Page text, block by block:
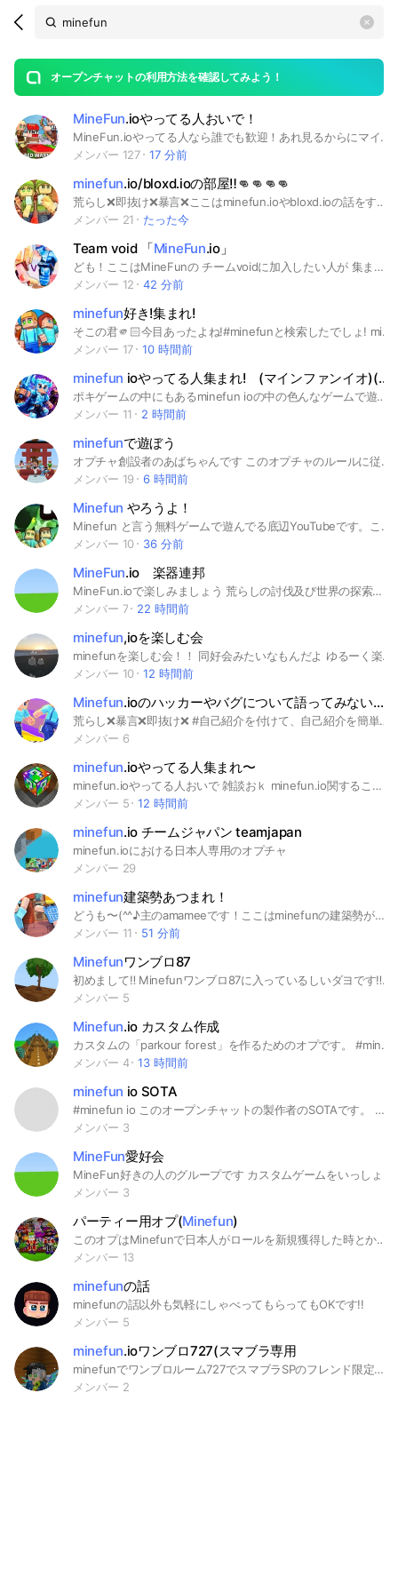
Search
OpenChats
messages
search
area
オープンチャットの利用方法を確認してみよう！
open
MineFun.ioやってる人おいで！
MineFun.ioやってる人なら誰でも歓迎！あれ見るからにマイ◯ラのパロディ作品だけど独自性あってめっちゃおもろいよね〜 #ゲーム#poki#MineFun.io#マインファン
メンバー 127
17 分前
minefun.io/bloxd.ioの部屋‼️👊👊👊👊
荒らし❌即抜け❌暴言❌ここはminefun.ioやbloxd.ioの話をするところです。主(たまご)は再び新しい部屋を作り始めました！ #minefun #minefun.io #bloxd.io #bloxd #マインファン #ブロックスド
メンバー 21
たった今
Team void 「MineFun.io」
ども！ここはMineFunの チームvoidに加入したい人が 集まったり、雑談したりするとこ！ *最低条件* 1.MineFunをプレイしたことがある 2.チーターではないこと 3.暴言、虚言、煽りがないこと 詳しいことは入ってから！ 気軽に参加してね^^ #MineFun #minefun #MineFun.io #Miunfun.io # Minefun #minefun.io #まいんふぁん #マインファン #ゲーム #無料ゲーム #poki
メンバー 12
42 分前
minefun好き!集まれ!
そこの君🫵🏻今目あったよね!#minefunと検索したでしょ! minefunやってれば👌初心者も👌さあ楽しもう！
メンバー 17
10 時間前
minefun ioやってる人集まれ! (マインファンイオ)(無料ゲーム)
ポキゲームの中にもあるminefun ioの中の色んなゲームで遊んだりゲームについて話し合ったりするオープンチャットだよ‼️まじで気軽に入ってね！即抜けもokだよ(⁠・⁠∀⁠・⁠) #ポキ#poki#無料ゲーム#ダウンロード無し#マインファンイオ#minefun io
メンバー 11
2 時間前
minefunで遊ぼう
オプチャ創設者のあばちゃんです このオプチャのルールに従って楽しくやっていきましょう！！minefunを引退する人は退会をしてください 荒らしは強制退会再度参加不可にします活動は少ない静かなとこですがご自由にお話とかしてください出来ればminefunの名前でお入りください
メンバー 19
6 時間前
Minefun やろうよ！
Minefun と言う無料ゲームで遊んでる底辺YouTubeです。ここは、マイファンのこと語り合ったり質問したりする楽しいチャットです
メンバー 10
36 分前
MineFun.io 楽器連邦
MineFun.ioで楽しみましょう 荒らしの討伐及び世界の探索を楽しみましょうRAIDでみんなで協力して戦いましょう普段の雑談OKです。
メンバー 7
22 時間前
minefun,ioを楽しむ会
minefunを楽しむ会！！ 同好会みたいなもんだよ ゆるーく楽しみたい人おいで！ ちなみに活発な人はかなり楽しいです！ 人増えないから入ってくれたら泣きます
メンバー 10
12 時間前
Minefun.ioのハッカーやバグについて語ってみない？雑談でもいいよ！メンバー募集中だよ！
荒らし❌暴言❌即抜け❌ #自己紹介を付けて、自己紹介を簡単に書いてください。 とにかく仲良くすることを考えているマイペースな性格の管理人ZOOTPIAです！ ※即抜けや入る抜けるを繰り返すと、強制退会になります💦 とにかく、楽しもう(？) #Minefun.io #みねふん
メンバー 6
minefun.ioやってる人集まれ〜
minefun.ioやってる人おいで 雑談おｋ minefun.io関することもおｋ タメ語おｋ
メンバー 5
12 時間前
minefun.io チームジャパン teamjapan
minefun.ioにおける日本人専用のオプチャ
メンバー 29
minefun建築勢あつまれ！
どうも〜(^^♪主のamameeです！ここはminefunの建築勢が集まるオープンチャットです〜初心者でも上級者でも大歓迎！建築勢の人、建築勢になりたい人は集まってください!大会も開催予定です。 ※ルールを読んでください ．まず荒らしは禁止です。 ．いじめ差別、は禁止です。 ．ここは建築勢です。pvp勢はおりません ．建築のオープンチャットです。関係ない話はお控えください。 ルールを守る上、過ごしてください
メンバー 11
51 分前
Minefunワンブロ87
初めまして‼️ Minefunワンブロ87に入っているしいダヨです‼️ pokiのMinefunぽいゲームです‼️ pokiじゃなくてもOK❗️ マイクラ関係やってる人は是非来てねん ※ルール※ 1,入ったら挨拶する事‼️ 例,初めまして‼️新しく入った(自分の名前)です‼️宜しくお願いします❗️ などまあこんな感じで自己紹介してくれると嬉しいです‼️ 恥ずかしかったらノートでもいいです‼️ 2,喧嘩したら一旦退会かもです❗️ でもそこのところはちゃんと相談して決めますので任せてください‼️ 3,新しく入った人にも優しくする事‼️皆で仲良くこのオプを使ってください‼️ 4,即抜けは間違った場合だけ⭕️ 間違って入った場合は一言いって退会してくれると嬉しいです❗️ 抜ける時も一言いって抜けてくれると嬉しいです‼️ 皆さんでこのオプを笑顔にしましょう😊❗️
メンバー 5
Minefun.io カスタム作成
カスタムの「parkour forest」を作るためのオプです。 #minefun
メンバー 4
13 時間前
minefun io SOTA
#minefun io このオープンチャットの製作者のSOTAです。 このオープンチャットでは 主に雑談 相談 コマンドなど やっています。 ただしこのオープンチャットはSOTAのフレや限定の人しか受け付けてません。 すみませんm(_ _)m
メンバー 3
MineFun愛好会
メンバー 3
パーティー用オプ(Minefun)
このオプはMinefunで日本人がロールを新規獲得した時とかにパーティーを開くのでそこの通知用オプです(もちろん雑談とかもok!)
メンバー 13
minefunの話
minefunの話以外も気軽にしゃべってもらってもOKです!!
メンバー 5
minefun.ioワンブロ727(スマブラ専用
minefunでワンブロルーム727でスマブラSPのフレンド限定！他の人入ったらキックです
メンバー 2